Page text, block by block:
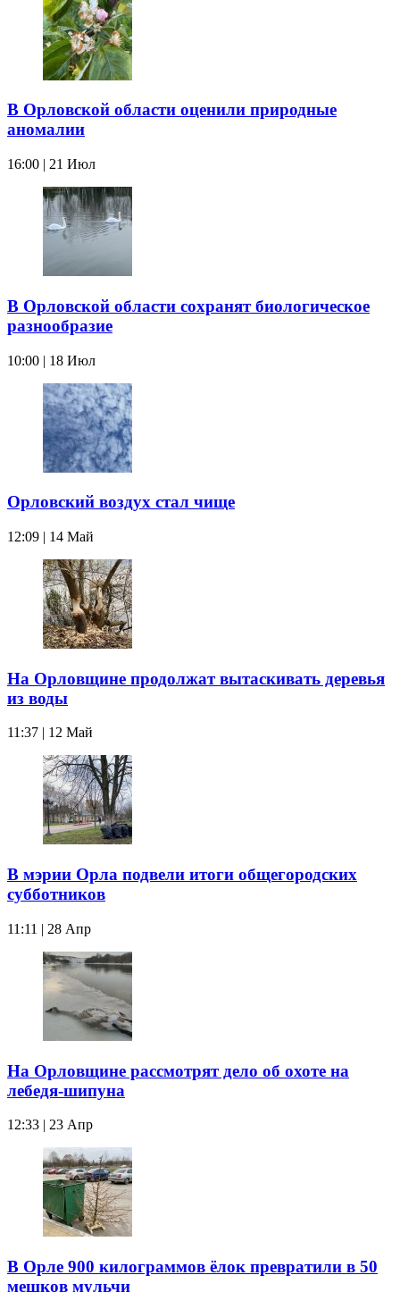
В Орловской области оценили природные
аномалии
16:00 | 21 Июл
В Орловской области сохранят биологическое
разнообразие
10:00 | 18 Июл
Орловский воздух стал чище
12:09 | 14 Май
На Орловщине продолжат вытаскивать деревья
из воды
11:37 | 12 Май
В мэрии Орла подвели итоги общегородских
субботников
11:11 | 28 Апр
На Орловщине рассмотрят дело об охоте на
лебедя-шипуна
12:33 | 23 Апр
В Орле 900 килограммов ёлок превратили в 50
мешков мульчи